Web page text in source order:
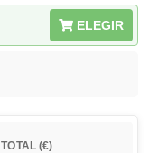
ELEGIR
TOTAL (€)